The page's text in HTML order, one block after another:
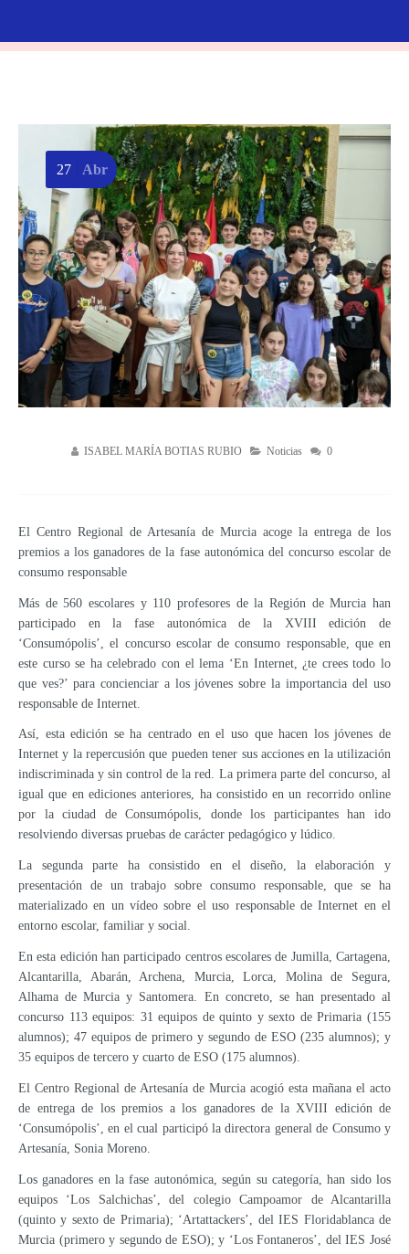
ISABEL MARÍA BOTIAS RUBIO Noticias 0
27 Abr
El Centro Regional de Artesanía de Murcia acoge la entrega de los
premios a los ganadores de la fase autonómica del concurso escolar de
consumo responsable
Más de 560 escolares y 110 profesores de la Región de Murcia han
participado en la fase autonómica de la XVIII edición de
‘Consumópolis’, el concurso escolar de consumo responsable, que en
este curso se ha celebrado con el lema ‘En Internet, ¿te crees todo lo
que ves?’ para concienciar a los jóvenes sobre la importancia del uso
responsable de Internet.
Así, esta edición se ha centrado en el uso que hacen los jóvenes de
Internet y la repercusión que pueden tener sus acciones en la utilización
indiscriminada y sin control de la red. La primera parte del concurso, al
igual que en ediciones anteriores, ha consistido en un recorrido online
por la ciudad de Consumópolis, donde los participantes han ido
resolviendo diversas pruebas de carácter pedagógico y lúdico.
La segunda parte ha consistido en el diseño, la elaboración y
presentación de un trabajo sobre consumo responsable, que se ha
materializado en un vídeo sobre el uso responsable de Internet en el
entorno escolar, familiar y social.
En esta edición han participado centros escolares de Jumilla, Cartagena,
Alcantarilla, Abarán, Archena, Murcia, Lorca, Molina de Segura,
Alhama de Murcia y Santomera. En concreto, se han presentado al
concurso 113 equipos: 31 equipos de quinto y sexto de Primaria (155
alumnos); 47 equipos de primero y segundo de ESO (235 alumnos); y
35 equipos de tercero y cuarto de ESO (175 alumnos).
El Centro Regional de Artesanía de Murcia acogió esta mañana el acto
de entrega de los premios a los ganadores de la XVIII edición de
‘Consumópolis’, en el cual participó la directora general de Consumo y
Artesanía, Sonia Moreno.
Los ganadores en la fase autonómica, según su categoría, han sido los
equipos ‘Los Salchichas’, del colegio Campoamor de Alcantarilla
(quinto y sexto de Primaria); ‘Artattackers’, del IES Floridablanca de
Murcia (primero y segundo de ESO); y ‘Los Fontaneros’, del IES José